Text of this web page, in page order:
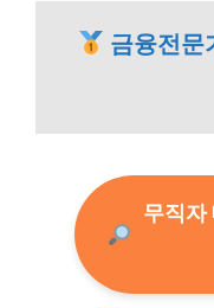
금융전문
무직자